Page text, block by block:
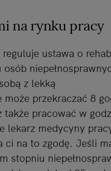
na rynku pracy
ustawa o
z lekką
przekraczać 8
pracować w
lekarz medycyny
ci na to zgodę. Jeśli
stopniu